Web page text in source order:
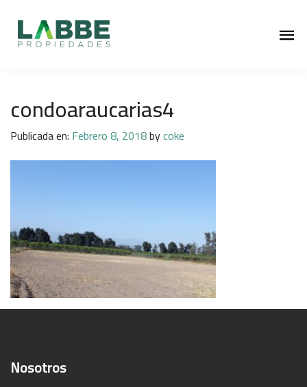
condoaraucarias4
Publicada en: Febrero 8, 2018bycoke
Nosotros